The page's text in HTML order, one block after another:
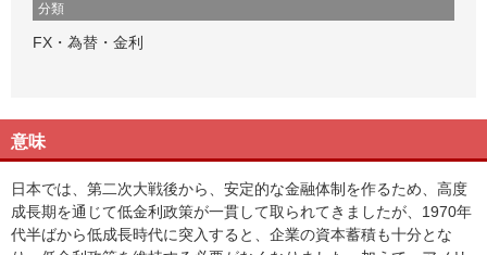
分類
FX・為替・金利
意味
日本では、第二次大戦後から、安定的な金融体制を作るため、高度
成長期を通じて低金利政策が一貫して取られてきましたが、1970年
代半ばから低成長時代に突入すると、企業の資本蓄積も十分とな